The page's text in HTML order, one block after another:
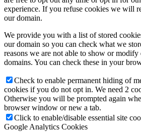
experience. If you refuse cookies we will
our domain.
We provide you with a list of stored
our domain so you can check what we
reasons we are not able to show or
domains. You can check these in your
Check to enable permanent hiding of
cookies if you do not opt in. We need 2
Otherwise you will be prompted again
browser window or new a tab.
Click to enable/disable essential site
Google Analytics Cookies